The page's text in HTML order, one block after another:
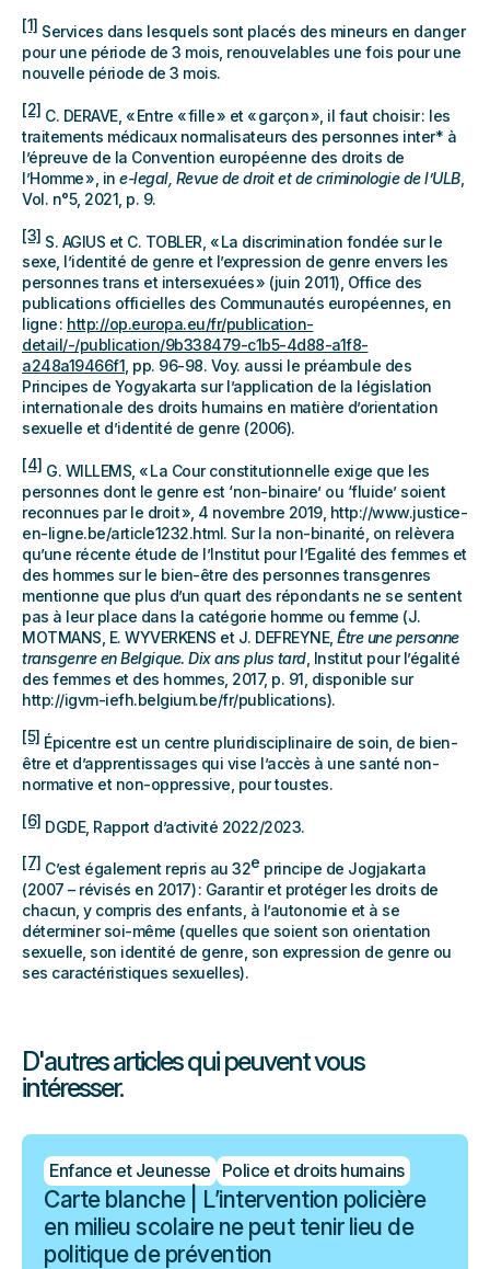
[1] Services dans lesquels sont placés des mineurs en danger
pour une période de 3 mois, renouvelables une fois pour une
nouvelle période de 3 mois.
[2] C. DERAVE, « Entre « fille » et « garçon », il faut choisir : les
traitements médicaux normalisateurs des personnes inter* à
l’épreuve de la Convention européenne des droits de
l’Homme », in e-legal, Revue de droit et de criminologie de l’ULB,
Vol. n°5, 2021, p. 9.
[3] S. AGIUS et C. TOBLER, « La discrimination fondée sur le
sexe, l’identité de genre et l’expression de genre envers les
personnes trans et intersexuées » (juin 2011), Office des
publications officielles des Communautés européennes, en
ligne : http://op.europa.eu/fr/publication-
detail/-/publication/9b338479-c1b5-4d88-a1f8-
a248a19466f1 , pp. 96-98. Voy. aussi le préambule des
Principes de Yogyakarta sur l’application de la législation
internationale des droits humains en matière d’orientation
sexuelle et d’identité de genre (2006).
[4] G. WILLEMS, « La Cour constitutionnelle exige que les
personnes dont le genre est ‘non-binaire’ ou ‘fluide’ soient
reconnues par le droit », 4 novembre 2019, http://www.justice-
en-ligne.be/article1232.html. Sur la non-binarité, on relèvera
qu’une récente étude de l’Institut pour l’Egalité des femmes et
des hommes sur le bien-être des personnes transgenres
mentionne que plus d’un quart des répondants ne se sentent
pas à leur place dans la catégorie homme ou femme (J.
MOTMANS, E. WYVERKENS et J. DEFREYNE, Être une personne
transgenre en Belgique. Dix ans plus tard, Institut pour l’égalité
des femmes et des hommes, 2017, p. 91, disponible sur
http://igvm-iefh.belgium.be/fr/publications).
[5] Épicentre est un centre pluridisciplinaire de soin, de bien-
être et d’apprentissages qui vise l’accès à une santé non-
normative et non-oppressive, pour toustes.
[6] DGDE, Rapport d’activité 2022/2023.
[7] C’est également repris au 32e principe de Jogjakarta
(2007 – révisés en 2017) : Garantir et protéger les droits de
chacun, y compris des enfants, à l’autonomie et à se
déterminer soi-même (quelles que soient son orientation
sexuelle, son identité de genre, son expression de genre ou
ses caractéristiques sexuelles).
D'autres articles qui peuvent vous
intéresser.
Enfance et Jeunesse Police et droits humains
Carte blanche | L’intervention policière
en milieu scolaire ne peut tenir lieu de
politique de prévention